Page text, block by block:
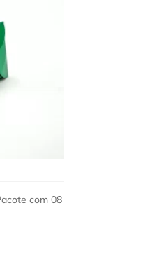
com 08